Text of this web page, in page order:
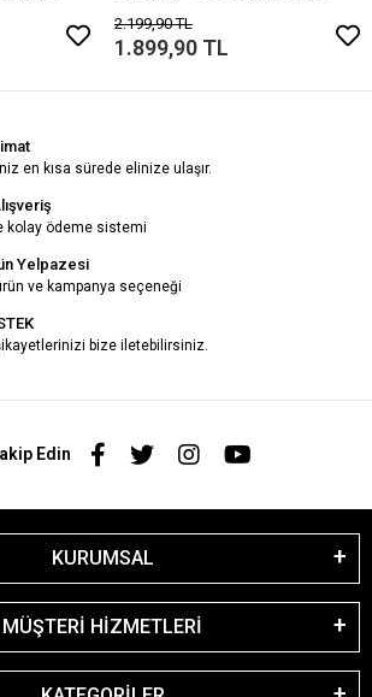
2.199,90 TL
1.899,90 TL
en kısa sürede elinize ulaşır.
kolay ödeme sistemi
Yelpazesi
ve kampanya seçeneği
bize iletebilirsiniz.
Edin
KURUMSAL
MÜŞTERİ HİZMETLERİ